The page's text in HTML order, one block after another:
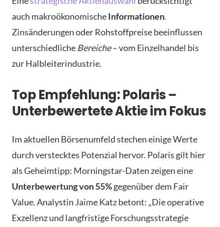
auch makroökonomischeInformationen.
Zinsänderungen oder Rohstoffpreise beeinflussen
unterschiedliche Bereiche– vom Einzelhandel bis
zur Halbleiterindustrie.
Top Empfehlung: Polaris –
Unterbewertete Aktie im Fokus
Im aktuellen Börsenumfeld stechen einige Werte
durch verstecktes Potenzial hervor. Polaris gilt hier
als Geheimtipp: Morningstar-Daten zeigen eine
Unterbewertung von 55%gegenüber dem Fair
Value. Analystin Jaime Katz betont: „Die operative
Exzellenz und langfristige Forschungsstrategie